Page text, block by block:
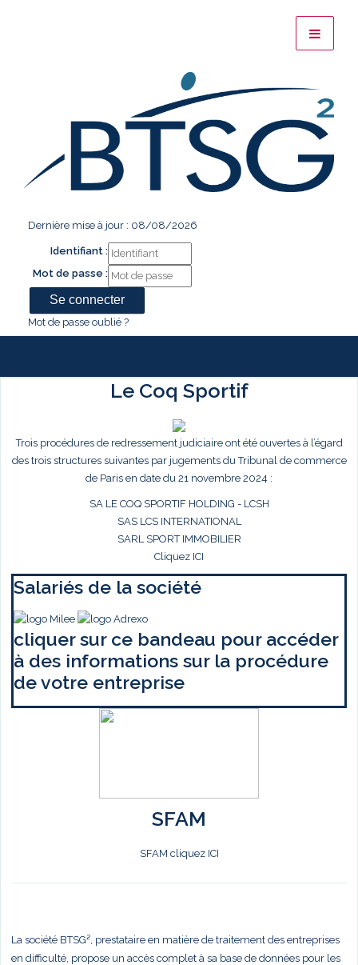
Dernière mise à jour : 08/08/2026
Identifiant :
Mot de passe :
Mot de passe oublié ?
Le Coq Sportif
Trois procédures de redressement judiciaire ont été ouvertes à l’égard
des trois structures suivantes par jugements du Tribunal de commerce
de Paris en date du 21 novembre 2024 :
SA LE COQ SPORTIF HOLDING - LCSH
SAS LCS INTERNATIONAL
SARL SPORT IMMOBILIER
Cliquez ICI
Salariés de la société
cliquer sur ce bandeau pour accéder
à des informations sur la procédure
de votre entreprise
SFAM
SFAM cliquez ICI
La société BTSG², prestataire en matière de traitement des entreprises
en difficulté, propose un accès complet à sa base de données pour les